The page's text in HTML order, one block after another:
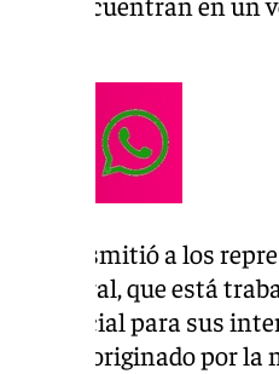
transmitió a los
central, que está
perjudicial para sus
fue originado por